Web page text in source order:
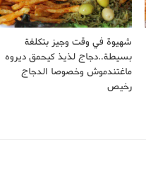
شهيوة في وقت وجيز بتكلفة
بسيطة..دجاج لذيذ كيحمق ديروه
ماغتندموش وخصوصا الدجاج
رخيص